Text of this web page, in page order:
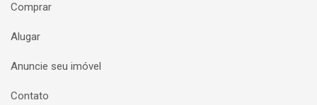
Comprar
Alugar
Anuncie seu imóvel
Contato